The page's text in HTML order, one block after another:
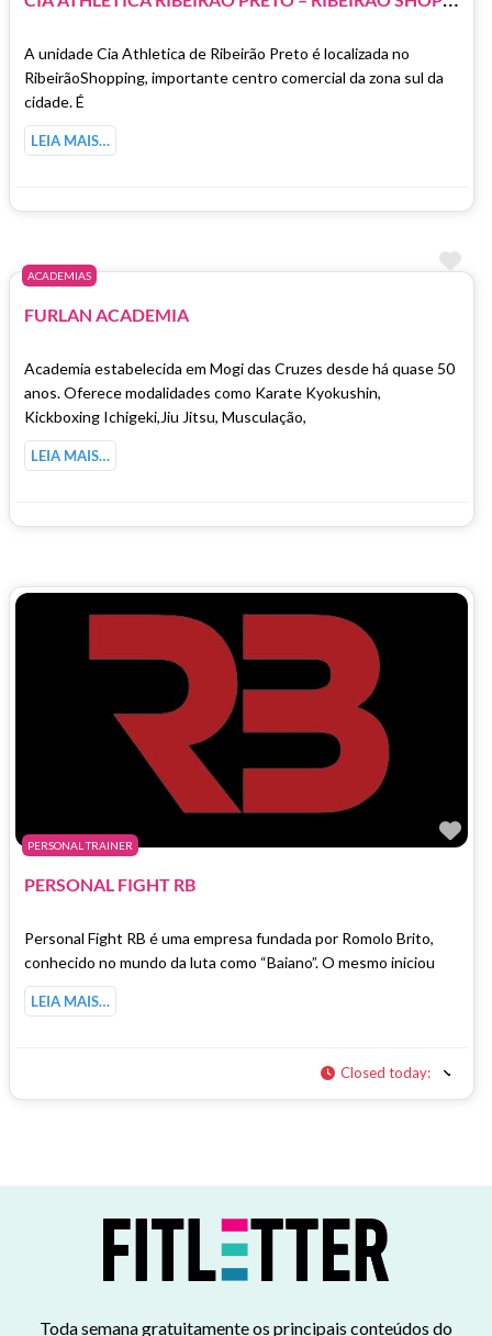
A unidade Cia Athletica de Ribeirão Preto é localizada no
RibeirãoShopping, importante centro comercial da zona sul da
cidade. É
LEIA MAIS…
ACADEMIAS
FURLAN ACADEMIA
Academia estabelecida em Mogi das Cruzes desde há quase 50
anos. Oferece modalidades como Karate Kyokushin,
Kickboxing Ichigeki,Jiu Jitsu, Musculação,
LEIA MAIS…
PERSONAL TRAINER
PERSONAL FIGHT RB
Personal Fight RB é uma empresa fundada por Romolo Brito,
conhecido no mundo da luta como “Baiano”. O mesmo iniciou
LEIA MAIS…
Closed today:
Toda semana gratuitamente os principais conteúdos do